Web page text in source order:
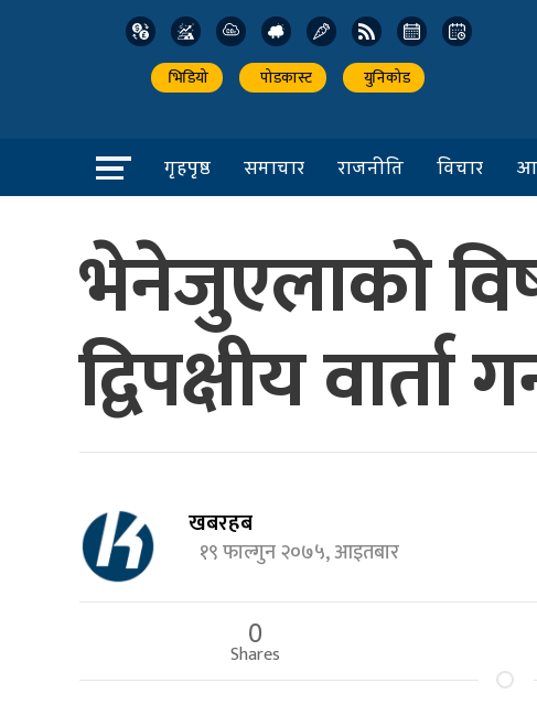
भिडियो पोडकास्ट युनिकोड
गृहपृष्ठ समाचार राजनीति विचार
भेनेजुएलाको
द्विपक्षीय
खबरहब
१९ फाल्गुन २०७५, आइतबार
0
Shares